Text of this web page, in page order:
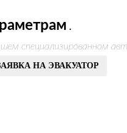
.
специализированном
ЗАЯВКА НА ЭВАКУАТОР